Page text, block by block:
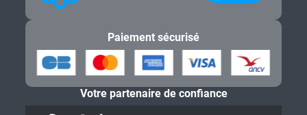
Paiement sécurisé
Votre partenaire de confiance